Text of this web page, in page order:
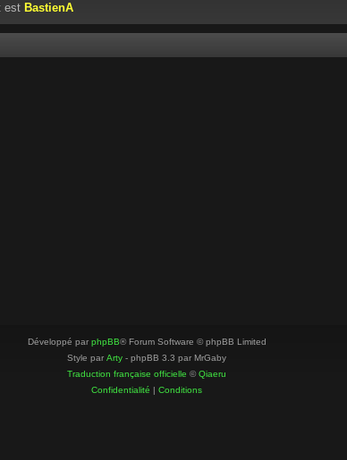
est BastienA
Développé par phpBB® Forum Software © phpBB Limited
Style par Arty - phpBB 3.3 par MrGaby
Traduction française officielle ©Qiaeru
Confidentialité | Conditions